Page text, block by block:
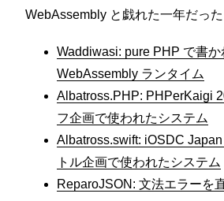
WebAssembly と戯れた一年だった
Waddiwasi: pure PHP で書か
WebAssembly ランタイム
Albatross.PHP: PHPerKaigi
フ企画で使われたシステム
Albatross.swift: iOSDC
トル企画で使われたシステム
ReparoJSON: 文法エラーを